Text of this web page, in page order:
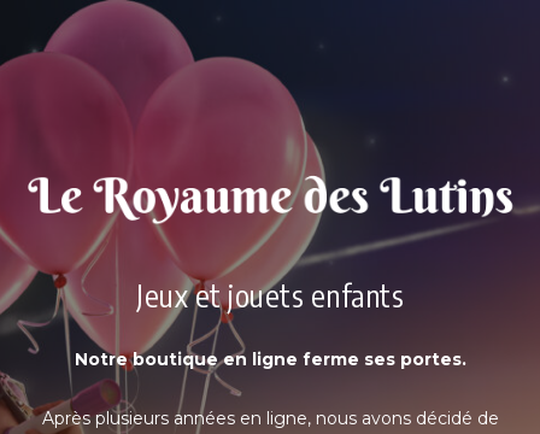
Jeux et jouets enfants
Notre boutique en ligne ferme ses portes.
Après plusieurs années en ligne, nous avons décidé de